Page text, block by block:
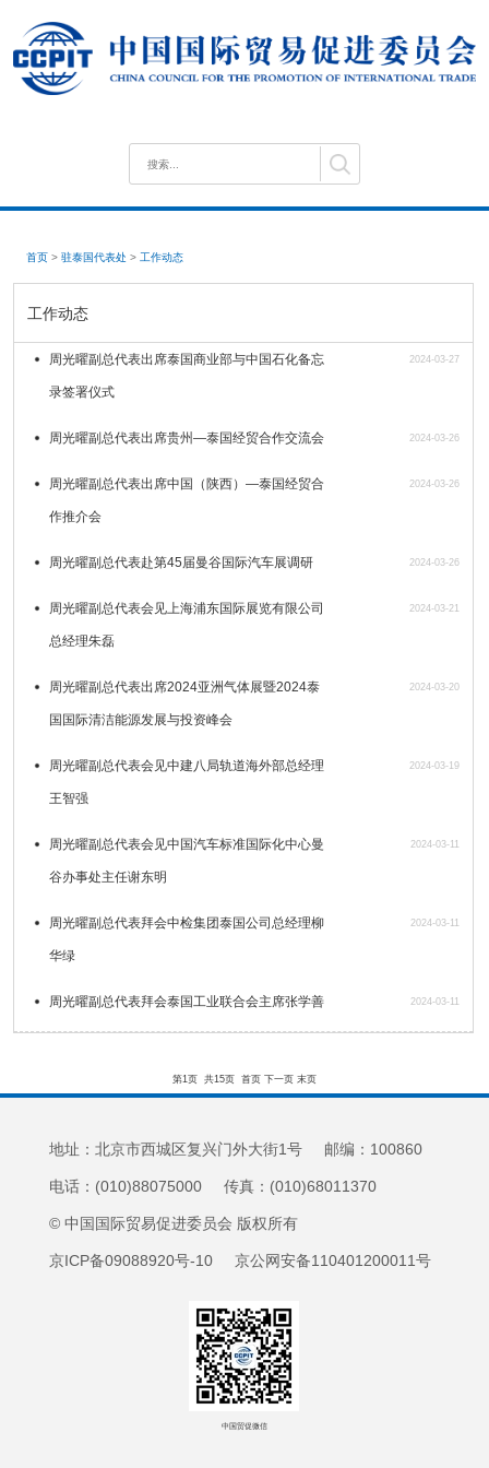
首页 > 驻泰国代表处 > 工作动态
工作动态
周光曜副总代表出席泰国商业部与中国石化备忘
录签署仪式
2024-03-27
周光曜副总代表出席贵州—泰国经贸合作交流会 2024-03-26
周光曜副总代表出席中国（陕西）—泰国经贸合
作推介会
2024-03-26
周光曜副总代表赴第45届曼谷国际汽车展调研 2024-03-26
周光曜副总代表会见上海浦东国际展览有限公司
总经理朱磊
2024-03-21
周光曜副总代表出席2024亚洲气体展暨2024泰
国国际清洁能源发展与投资峰会
2024-03-20
周光曜副总代表会见中建八局轨道海外部总经理
王智强
2024-03-19
周光曜副总代表会见中国汽车标准国际化中心曼
谷办事处主任谢东明
2024-03-11
周光曜副总代表拜会中检集团泰国公司总经理柳
华绿
2024-03-11
周光曜副总代表拜会泰国工业联合会主席张学善 2024-03-11
第1页 共15页 首页 下一页 末页
地址：北京市西城区复兴门外大街1号 邮编：100860
电话：(010)88075000 传真：(010)68011370
© 中国国际贸易促进委员会 版权所有
京ICP备09088920号-10 京公网安备110401200011号
中国贸促微信